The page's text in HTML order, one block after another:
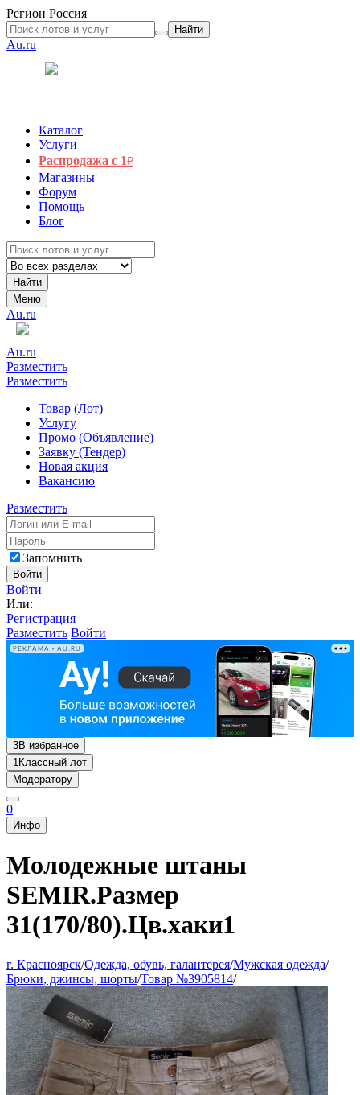
Регион Россия
Найти
Au.ru
Каталог
Услуги
Распродажа с 1₽
Магазины
Форум
Помощь
Блог
Найти
Меню
Au.ru
Au.ru
Разместить
Разместить
Товар (Лот)
Услугу
Промо (Объявление)
Заявку (Тендер)
Новая акция
Вакансию
Разместить
Запомнить
Войти
Войти
Или:
Регистрация
Разместить Войти
РЕКЛАМА • AU.RU
3В избранное
1Классный лот
Модератору
0
Инфо
Молодежные штаны
SEMIR.Размер
31(170/80).Цв.хаки1
г. Красноярск/Одежда, обувь, галантерея/Мужская одежда/
Брюки, джинсы, шорты/Товар №3905814/